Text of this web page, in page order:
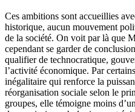
Ces ambitions sont accueillies
historique, aucun mouvement
de la société. On voit par là que
cependant se garder de
qualifier de technocratique,
l’activité économique. Par
inégalitaire qui renforce la
réorganisation sociale selon le
groupes, elle témoigne moins